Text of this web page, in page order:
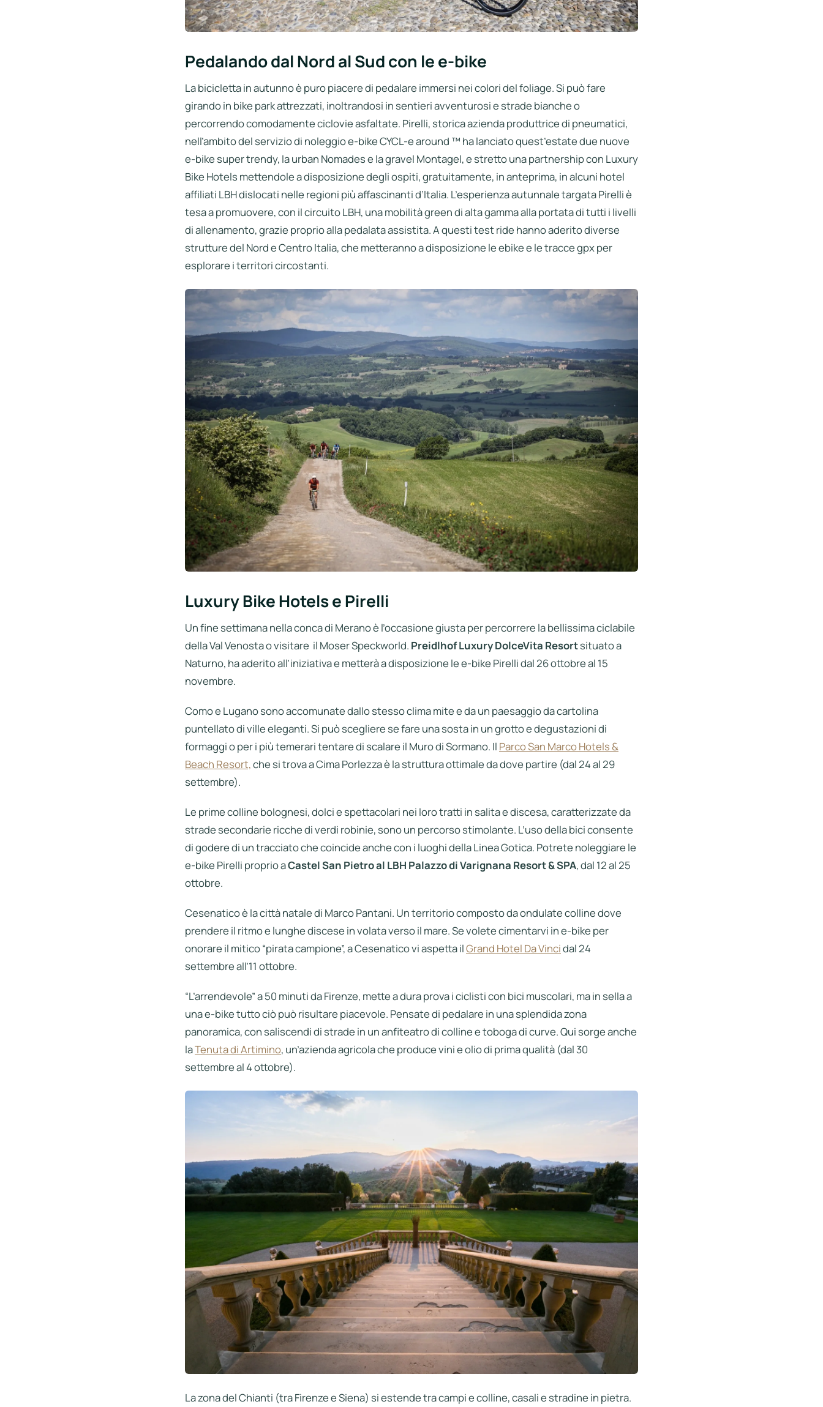
Pedalando dal Nord al Sud con le e-bike
La bicicletta in autunno è puro piacere di pedalare immersi nei colori del foliage. Si può fare
girando in bike park attrezzati, inoltrandosi in sentieri avventurosi e strade bianche o
percorrendo comodamente ciclovie asfaltate. Pirelli, storica azienda produttrice di pneumatici,
nell’ambito del servizio di noleggio e-bike CYCL-e around ™ ha lanciato quest’estate due nuove
e-bike super trendy, la urban Nomades e la gravel Montagel, e stretto una partnership con Luxury
Bike Hotels mettendole a disposizione degli ospiti, gratuitamente, in anteprima, in alcuni hotel
affiliati LBH dislocati nelle regioni più affascinanti d’Italia. L’esperienza autunnale targata Pirelli è
tesa a promuovere, con il circuito LBH, una mobilità green di alta gamma alla portata di tutti i livelli
di allenamento, grazie proprio alla pedalata assistita. A questi test ride hanno aderito diverse
strutture del Nord e Centro Italia, che metteranno a disposizione le ebike e le tracce gpx per
esplorare i territori circostanti.
Luxury Bike Hotels e Pirelli
Un fine settimana nella conca di Merano è l’occasione giusta per percorrere la bellissima ciclabile
della Val Venosta o visitare il Moser Speckworld. Preidlhof Luxury DolceVita Resortsituato a
Naturno, ha aderito all’iniziativa e metterà a disposizione le e-bike Pirelli dal 26 ottobre al 15
novembre.
Como e Lugano sono accomunate dallo stesso clima mite e da un paesaggio da cartolina
puntellato di ville eleganti. Si può scegliere se fare una sosta in un grotto e degustazioni di
formaggi o per i più temerari tentare di scalare il Muro di Sormano. Il Parco San Marco Hotels &
Beach Resort,che si trova a Cima Porlezza è la struttura ottimale da dove partire (dal 24 al 29
settembre).
Le prime colline bolognesi, dolci e spettacolari nei loro tratti in salita e discesa, caratterizzate da
strade secondarie ricche di verdi robinie, sono un percorso stimolante. L’uso della bici consente
di godere di un tracciato che coincide anche con i luoghi della Linea Gotica. Potrete noleggiare le
e-bike Pirelli proprio aCastel San Pietro al LBH Palazzo di Varignana Resort & SPA, dal 12 al 25
ottobre.
Cesenatico è la città natale di Marco Pantani. Un territorio composto da ondulate colline dove
prendere il ritmo e lunghe discese in volata verso il mare. Se volete cimentarvi in e-bike per
onorare il mitico “pirata campione”, a Cesenatico vi aspetta ilGrand Hotel Da Vincidal 24
settembre all’11 ottobre.
“L’arrendevole” a 50 minuti da Firenze, mette a dura prova i ciclisti con bici muscolari, ma in sella a
una e-bike tutto ciò può risultare piacevole. Pensate di pedalare in una splendida zona
panoramica, con saliscendi di strade in un anfiteatro di colline e toboga di curve. Qui sorge anche
laTenuta di Artimino, un’azienda agricola che produce vini e olio di prima qualità (dal 30
settembre al 4 ottobre).
La zona del Chianti (tra Firenze e Siena) si estende tra campi e colline, casali e stradine in pietra.